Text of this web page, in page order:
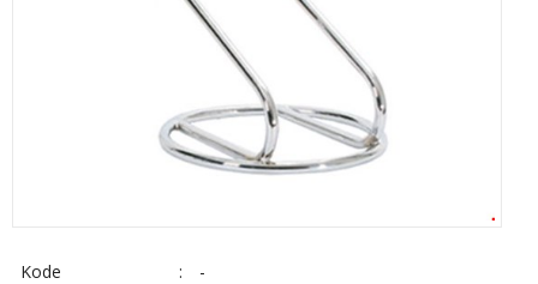
Kode :
-